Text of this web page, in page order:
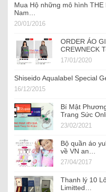
Mua Hộ những mô hình
Nam…
20/01/2016
ORDER ÁO
CREWNECK
17/01/2020
Shiseido Aqualabel Special
16/12/2015
Bí Mật
Trang Sức
23/02/2021
Bộ quần áo
về VN an…
27/04/2017
Thanh lý 10
Limitted…